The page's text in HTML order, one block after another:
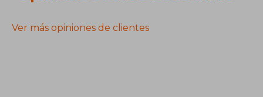
Ver más opiniones de clientes